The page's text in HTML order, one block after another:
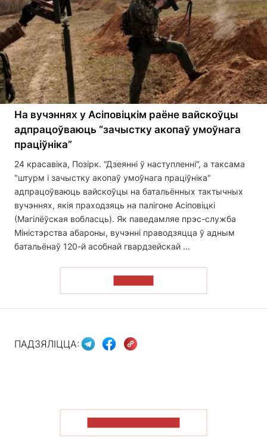
На вучэннях у Асіповіцкім раёне вайскоўцы
адпрацоўваюць “зачыстку акопаў умоўнага
праціўніка”
24 красавіка, Позірк. “Дзеянні ў наступленні”, а таксама
"штурм і зачыстку акопаў умоўнага праціўніка"
адпрацоўваюць вайскоўцы на батальённых тактычных
вучэннях, якія праходзяць на палігоне Асіповіцкі
(Магілёўская вобласць). Як паведамляе прэс-служба
Міністэрства абароны, вучэнні праводзяцца ў адным
батальёнаў 120-й асобнай гвардзейскай …
ПАДЗЯЛІЦЦА: